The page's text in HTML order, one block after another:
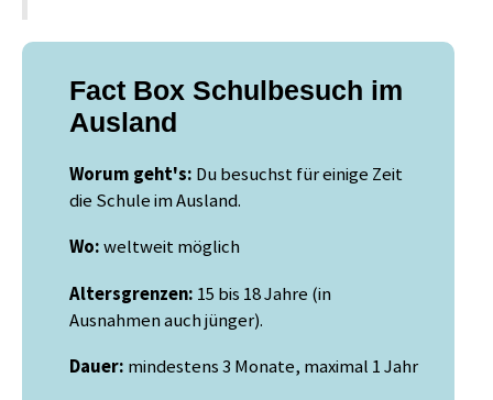
Fact Box Schulbesuch im
Ausland
Worum geht's: Du besuchst für einige Zeit
die Schule im Ausland.
Wo:weltweit möglich
Altersgrenzen: 15 bis 18 Jahre (in
Ausnahmen auch jünger).
Dauer: mindestens 3 Monate, maximal 1 Jahr